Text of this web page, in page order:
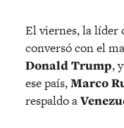
El viernes, la líder
conversó con el
Donald Trump,
ese país,Marco
respaldo a